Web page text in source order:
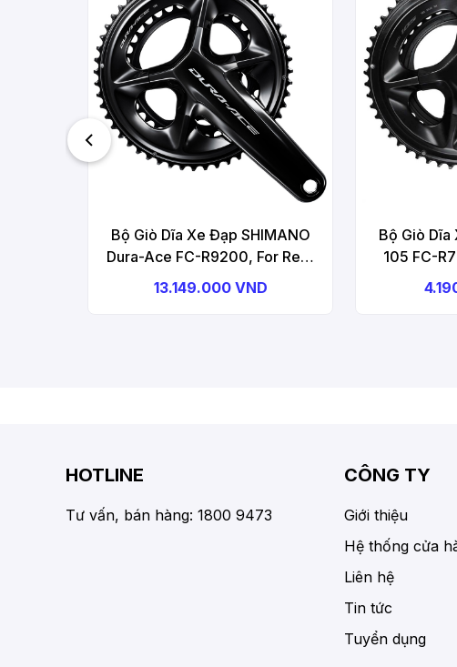
Bộ Giò Dĩa Xe Đạp SHIMANO
Dura-Ace FC-R9200, For Rear
12-Speed, Hollowtech 2,
13.149.000 VND
Bộ Giò Dĩa
105 FC-
Speed,
HOTLINE
Tư vấn, bán hàng: 1800 9473
CÔNG TY
Giới thiệu
Hệ thống cửa
Liên hệ
Tin tức
Tuyển dụng